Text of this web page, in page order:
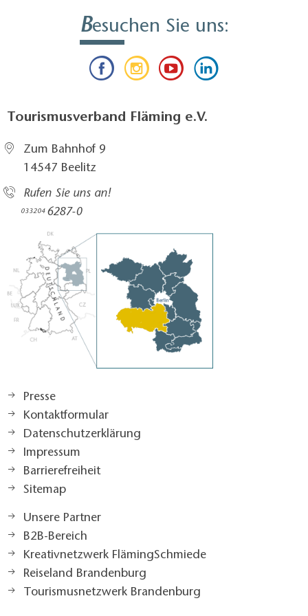
Besuchen Sie uns:
Tourismusverband Fläming e.V.
Zum Bahnhof 9
14547 Beelitz
Rufen Sie uns an!
033204 6287-0
Presse
Kontaktformular
Datenschutzerklärung
Impressum
Barrierefreiheit
Sitemap
Unsere Partner
B2B-Bereich
Kreativnetzwerk FlämingSchmiede
Reiseland Brandenburg
Tourismusnetzwerk Brandenburg